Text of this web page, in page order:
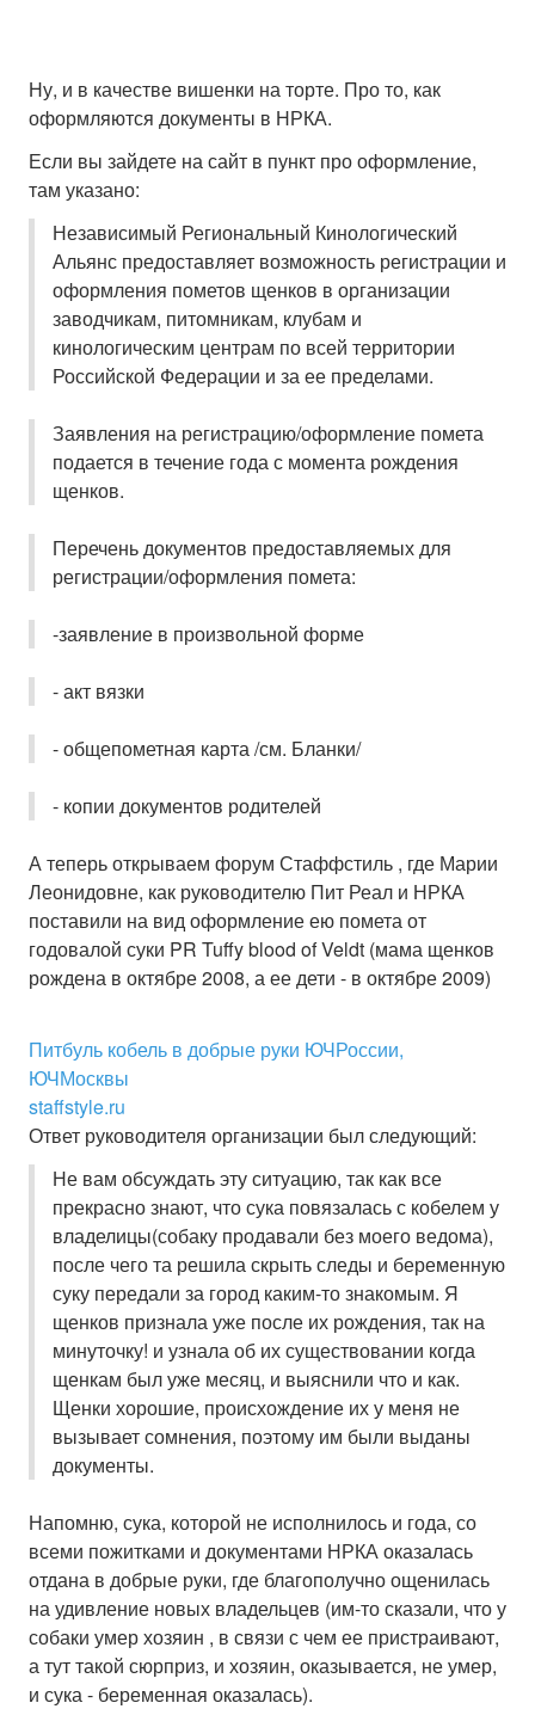
Ну, и в качестве вишенки на торте. Про то, как
оформляются документы в НРКА.
Если вы зайдете на сайт в пункт про оформление,
там указано:
Независимый Региональный Кинологический
Альянс предоставляет возможность регистрации и
оформления пометов щенков в организации
заводчикам, питомникам, клубам и
кинологическим центрам по всей территории
Российской Федерации и за ее пределами.
Заявления на регистрацию/оформление помета
подается в течение года с момента рождения
щенков.
Перечень документов предоставляемых для
регистрации/оформления помета:
-заявление в произвольной форме
- акт вязки
- общепометная карта /см. Бланки/
- копии документов родителей
А теперь открываем форум Стаффстиль , где Марии
Леонидовне, как руководителю Пит Реал и НРКА
поставили на вид оформление ею помета от
годовалой суки PR Tuffy blood of Veldt (мама щенков
рождена в октябре 2008, а ее дети - в октябре 2009)
Питбуль кобель в добрые руки ЮЧРоссии,
ЮЧМосквы
staffstyle.ru
Ответ руководителя организации был следующий:
Не вам обсуждать эту ситуацию, так как все
прекрасно знают, что сука повязалась с кобелем у
владелицы(собаку продавали без моего ведома),
после чего та решила скрыть следы и беременную
суку передали за город каким-то знакомым. Я
щенков признала уже после их рождения, так на
минуточку! и узнала об их существовании когда
щенкам был уже месяц, и выяснили что и как.
Щенки хорошие, происхождение их у меня не
вызывает сомнения, поэтому им были выданы
документы.
Напомню, сука, которой не исполнилось и года, со
всеми пожитками и документами НРКА оказалась
отдана в добрые руки, где благополучно ощенилась
на удивление новых владельцев (им-то сказали, что у
собаки умер хозяин , в связи с чем ее пристраивают,
а тут такой сюрприз, и хозяин, оказывается, не умер,
и сука - беременная оказалась).